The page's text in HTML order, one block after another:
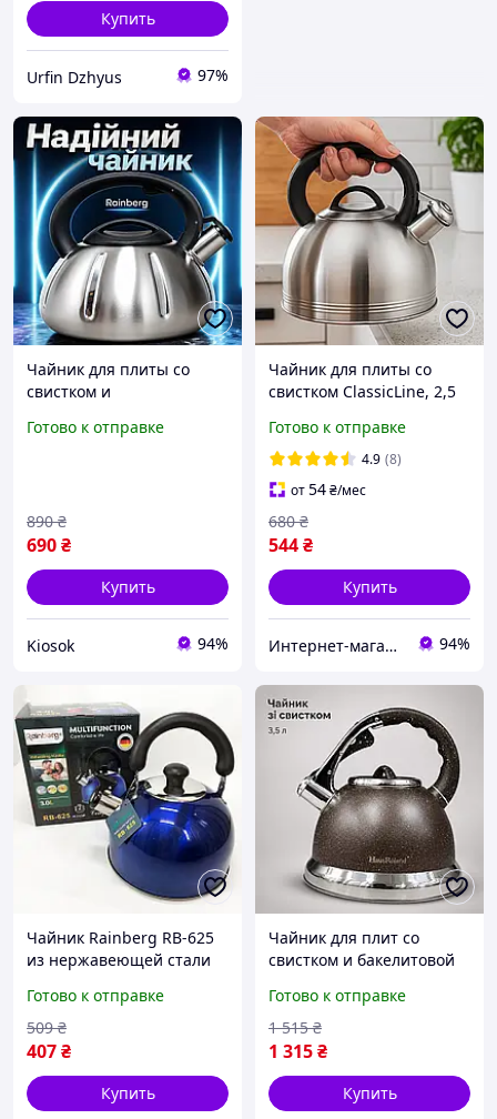
Купить
Urfin Dzhyus 97%
Чайник для плиты со
свистком и
объёмом 3 л, Практичные
RB
Готово к отправке
690₴
890 ₴
Купить
Kiosok 94%
Чайник для плиты со
свистком ClassicLine, 2,5
нержавеющая сталь
Готово к отправке
4.9 (8)
от54₴/мес
544₴
680 ₴
Купить
Интернет-магазин Bigs 94%
Чайник Rainberg RB-625
из нержавеющей стали
чайник для газовой
плиты Blue buzyna
Готово к отправке
407₴
509 ₴
Купить
Чайник для плит со
свистком и бакелитовой
пользования, Бытовые
металлические чайники с
гранитным напылением
Готово к отправке
1 315₴
1 515 ₴
Купить